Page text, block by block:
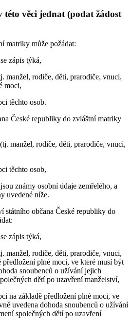
věci jednat (podat žádost
matriky může požádat:
zápis týká,
manžel, rodiče, děti, prarodiče, vnuci,
moci,
těchto osob.
České republiky do zvláštní matriky
manžel, rodiče, děti, prarodiče, vnuci,
těchto osob,
známy osobní údaje zemřelého, a
uvedené níže.
státního občana České republiky do
zápis týká,
manžel, rodiče, děti, prarodiče, vnuci,
předložení plné moci, ve které musí být
snoubenců o užívání jejich
dětí po uzavření manželství,
na základě předložení plné moci, ve
uvedena dohoda snoubenců o užívání
společných dětí po uzavření